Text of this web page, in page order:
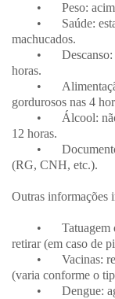
•
Peso:
•
Saúde:
machucados.
•
horas.
•
gordurosos nas 4
•
Álcool:
12 horas.
•
(RG, CNH, etc.).
Outras informações
•
Tatuagem
retirar (em caso de
•
Vacinas:
(varia conforme o
•
Dengue: